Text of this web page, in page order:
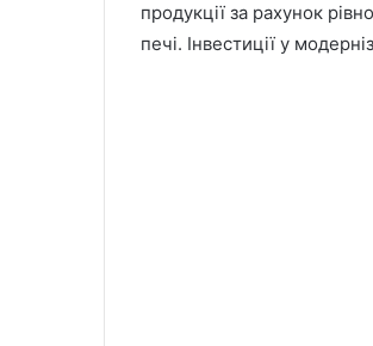
продукції за рахунок
печі. Інвестиції у